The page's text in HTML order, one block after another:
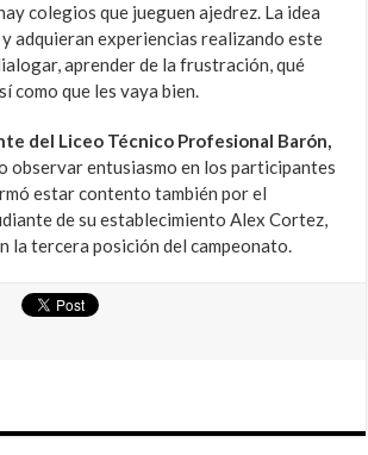
colegios que jueguen ajedrez. La idea
adquieran experiencias realizando este
aprender de la frustración, qué
como que les vaya bien.
del Liceo Técnico Profesional Barón,
observar entusiasmo en los participantes
estar contento también por el
de su establecimiento Alex Cortez,
la tercera posición del campeonato.